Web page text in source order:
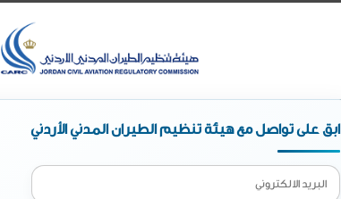
ابق على تواصل مع هيئة تنظيم الطيران المدني الأردني